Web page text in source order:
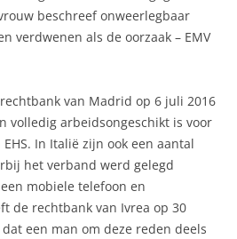
beschreef onweerlegbaar
verdwenen als de oorzaak – EMV
van Madrid op 6 juli 2016
volledig arbeidsongeschikt is voor
In Italië zijn ook een aantal
het verband werd gelegd
mobiele telefoon en
de rechtbank van Ivrea op 30
een man om deze reden deels